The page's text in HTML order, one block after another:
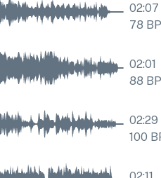
02:07
78
02:01
88
02:29
100